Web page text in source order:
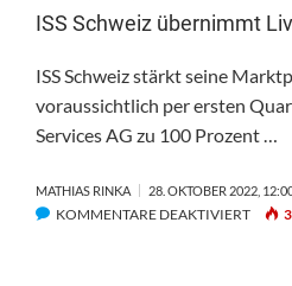
ISS Schweiz übernimmt
ISS Schweiz stärkt seine
voraussichtlich per ersten
Services AG zu 100 Prozent …
MATHIAS RINKA 28. OKTOBER 2022,
KOMMENTARE DEAKTIVIERTFÜR